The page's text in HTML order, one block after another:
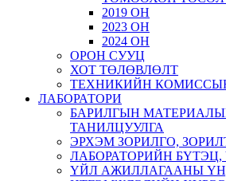
2019 ОН
2023 ОН
2024 ОН
ОРОН СУУЦ
ХОТ ТӨЛӨВЛӨЛТ
ТЕХНИКИЙН
ЛАБОРАТОРИ
БАРИЛГЫН
ТАНИЛЦУУЛГА
ЭРХЭМ ЗОРИЛГО,
ЛАБОРАТОРИЙН
ҮЙЛ АЖИЛЛАГААНЫ